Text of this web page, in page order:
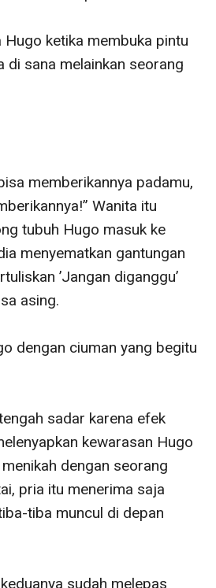
Hugo ketika membuka pintu
di sana melainkan seorang
memberikannya padamu,
Wanita itu
tubuh Hugo masuk ke
menyematkan gantungan
’Jangan diganggu’
asing.
dengan ciuman yang begitu
sadar karena efek
kewarasan Hugo
dengan seorang
pria itu menerima saja
tiba muncul di depan
sudah melepas